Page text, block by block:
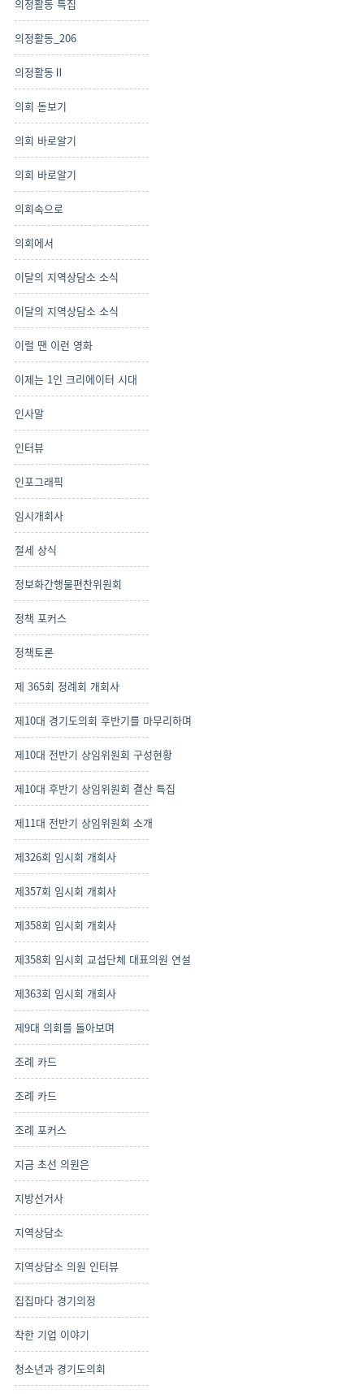
의정활동 특집
의정활동_206
의정활동Ⅱ
의회 돋보기
의회 바로알기
의회 바로알기
의회속으로
의회에서
이달의 지역상담소 소식
이달의 지역상담소 소식
이럴 땐 이런 영화
이제는 1인 크리에이터 시대
인사말
인터뷰
인포그래픽
임시개회사
절세 상식
정보화간행물편찬위원회
정책 포커스
정책토론
제 365회 정례회 개회사
제10대 경기도의회 후반기를 마무리하며
제10대 전반기 상임위원회 구성현황
제10대 후반기 상임위원회 결산 특집
제11대 전반기 상임위원회 소개
제326회 임시회 개회사
제357회 임시회 개회사
제358회 임시회 개회사
제358회 임시회 교섭단체 대표의원 연설
제363회 임시회 개회사
제9대 의회를 돌아보며
조례 카드
조례 카드
조례 포커스
지금 초선 의원은
지방선거사
지역상담소
지역상담소 의원 인터뷰
집집마다 경기의정
착한 기업 이야기
청소년과 경기도의회